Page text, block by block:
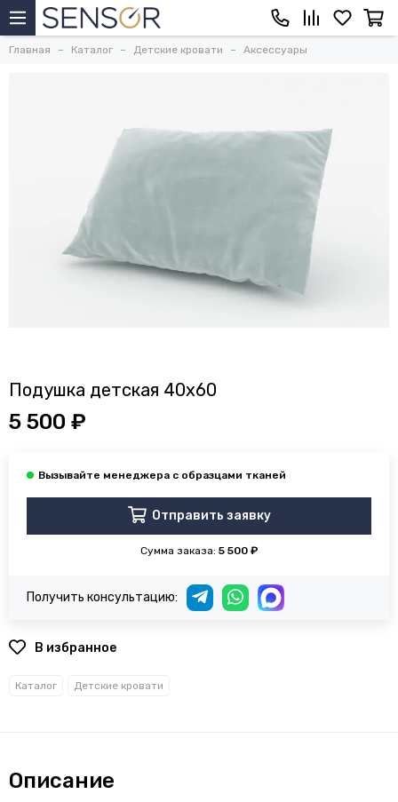
Главная Каталог Детские кровати Аксессуары
Подушка детская 40х60
5 500 ₽
Отправить заявку
Сумма заказа: 5 500 ₽
Получить консультацию:
В избранное
Каталог Детские кровати
Описание